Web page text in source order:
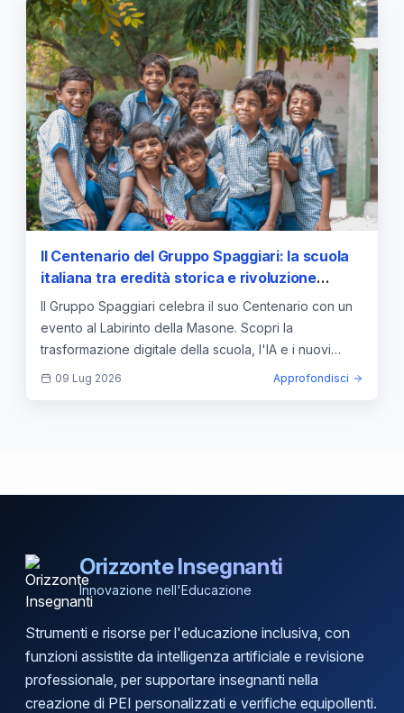
Il Centenario del Gruppo Spaggiari: la scuola
italiana tra eredità storica e rivoluzione
dell'Intelligenza Artificiale
Il Gruppo Spaggiari celebra il suo Centenario con un
evento al Labirinto della Masone. Scopri la
trasformazione digitale della scuola, l'IA e i nuovi
percorsi formativi.
09 Lug 2026 Approfondisci
Orizzonte Insegnanti
Innovazione nell'Educazione
Strumenti e risorse per l'educazione inclusiva, con
funzioni assistite da intelligenza artificiale e revisione
professionale, per supportare insegnanti nella
creazione di PEI personalizzati e verifiche equipollenti.